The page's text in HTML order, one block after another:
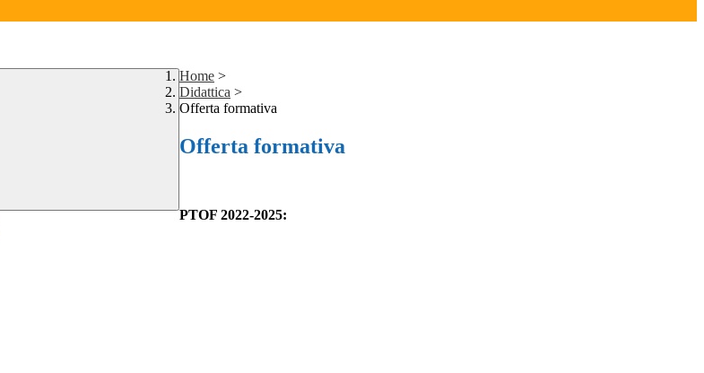
Home >
Didattica >
Offerta formativa
Offerta formativa
PTOF 2022-2025: